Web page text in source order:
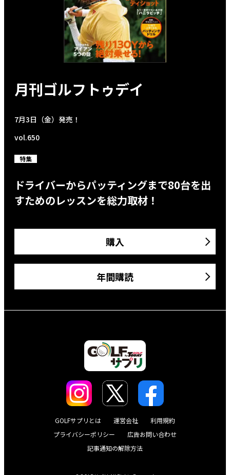
月刊ゴルフトゥデイ
7月3日（金）発売！
vol.650
特集
ドライバーからパッティングまで80台を出
すためのレッスンを総力取材！
購入
年間購読
GOLFサプリとは 運営会社
利用規約
プライバシーポリシー
広告お問い合わせ
記事通知の解除方法